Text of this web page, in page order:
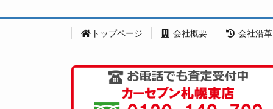
トップページ 会社概要 会社沿革